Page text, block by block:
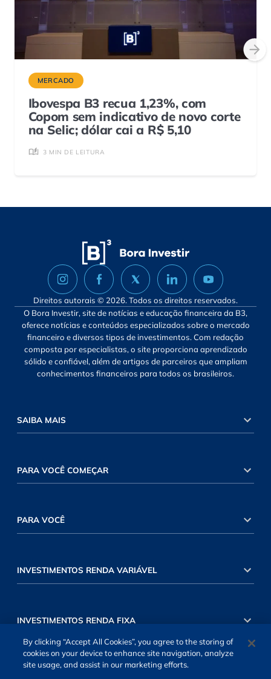
MERCADO
Ibovespa B3 recua 1,23%, com
Copom sem indicativo de novo corte
na Selic; dólar cai a R$ 5,10
3 MIN DE LEITURA
Direitos autorais © 2026. Todos os direitos reservados.
O Bora Investir, site de notícias e educação financeira da B3,
oferece notícias e conteúdos especializados sobre o mercado
financeiro e diversos tipos de investimentos. Com redação
composta por especialistas, o site proporciona aprendizado
sólido e confiável, além de artigos de parceiros que ampliam
conhecimentos financeiros para todos os brasileiros.
SAIBA MAIS
PARA VOCÊ COMEÇAR
PARA VOCÊ
INVESTIMENTOS RENDA VARIÁVEL
INVESTIMENTOS RENDA FIXA
By clicking “Accept All Cookies”, you agree to the storing of
cookies on your device to enhance site navigation, analyze
site usage, and assist in our marketing efforts.